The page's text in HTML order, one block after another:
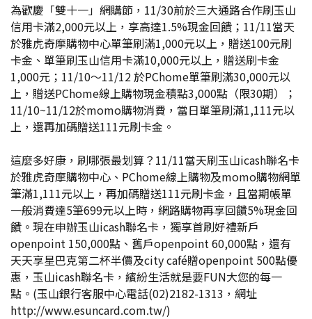
為歡慶「雙十一」網購節，11/30前於三大通路合作刷玉山
信用卡滿2,000元以上，享高達1.5%現金回饋；11/11當天
於雅虎奇摩購物中心單筆刷滿1,000元以上，贈送100元刷
卡金、單筆刷玉山信用卡滿10,000元以上，贈送刷卡金
1,000元；11/10～11/12 於PChome單筆刷滿30,000元以
上，贈送PChome線上購物現金積點3,000點（限30期）；
11/10~11/12於momo購物消費，當日單筆刷滿1,111元以
上，還再加碼贈送111元刷卡金。
這麼多好康，刷哪張最划算？11/11當天刷玉山icash聯名卡
於雅虎奇摩購物中心、PChome線上購物及momo購物網單
筆滿1,111元以上，再加碼贈送111元刷卡金，且當期帳單
一般消費達5筆699元以上時，網路購物再享回饋5%現金回
饋。現在申辦玉山icash聯名卡，獨享首刷好禮新戶
openpoint 150,000點、舊戶openpoint 60,000點，還有
天天享星巴克第二杯半價及city café贈openpoint 500點優
惠，玉山icash聯名卡，繽紛生活就是要FUN大您的每一
點。(玉山銀行客服中心電話(02)2182-1313，網址
http://www.esuncard.com.tw/)